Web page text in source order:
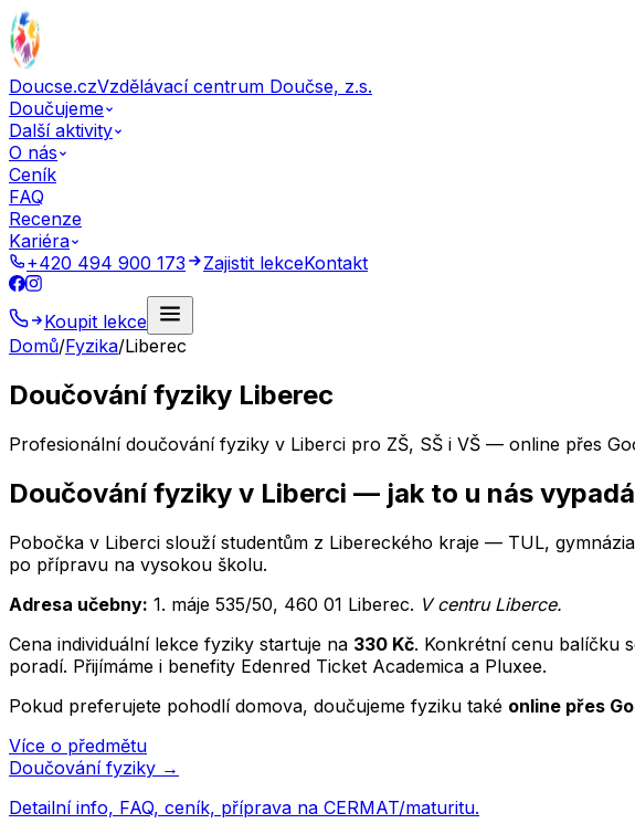
Doucse.czVzdělávací centrum Doučse, z.s.
Doučujeme
Další aktivity
O nás
Ceník
FAQ
Recenze
Kariéra
+420 494 900 173
Zajistit lekceKontakt
Koupit lekce
Domů/Fyzika/Liberec
Doučování fyziky Liberec
Profesionální doučování fyziky v Liberci pro ZŠ, SŠ i VŠ — online přes
Doučovánífyziky v Liberci — jak to u nás vypadá
Pobočka v Liberci slouží studentům z Libereckého kraje — TUL, gymnázia
po přípravu na vysokou školu.
Adresa učebny: 1. máje 535/50, 460 01 Liberec. V centru Liberce.
Cena individuální lekce fyziky startuje na 330 Kč. Konkrétní cenu balíčku
poradí. Přijímáme i benefity Edenred Ticket Academica a Pluxee.
Pokud preferujete pohodlí domova, doučujeme fyziku také online přes
Více o předmětu
Doučování fyziky →
Detailní info, FAQ, ceník, příprava na CERMAT/maturitu.